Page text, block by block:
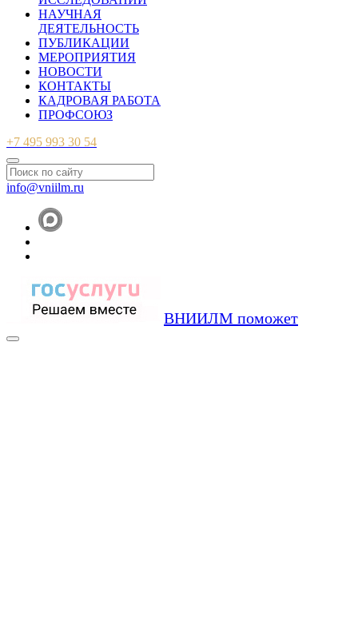
НАУЧНАЯ
ДЕЯТЕЛЬНОСТЬ
ПУБЛИКАЦИИ
МЕРОПРИЯТИЯ
НОВОСТИ
КОНТАКТЫ
КАДРОВАЯ РАБОТА
ПРОФСОЮЗ
+7 495 993 30 54
info@vniilm.ru
ВНИИЛМ поможет